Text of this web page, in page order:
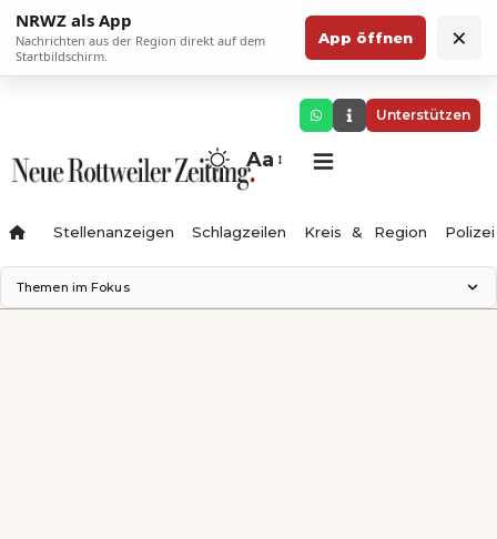
NRWZ als App
Nachrichten aus der Region direkt auf dem
Startbildschirm.
App öffnen ×
Unterstützen
Aa
Stellenanzeigen Schlagzeilen Kreis & Region Polizei
Themen im Fokus